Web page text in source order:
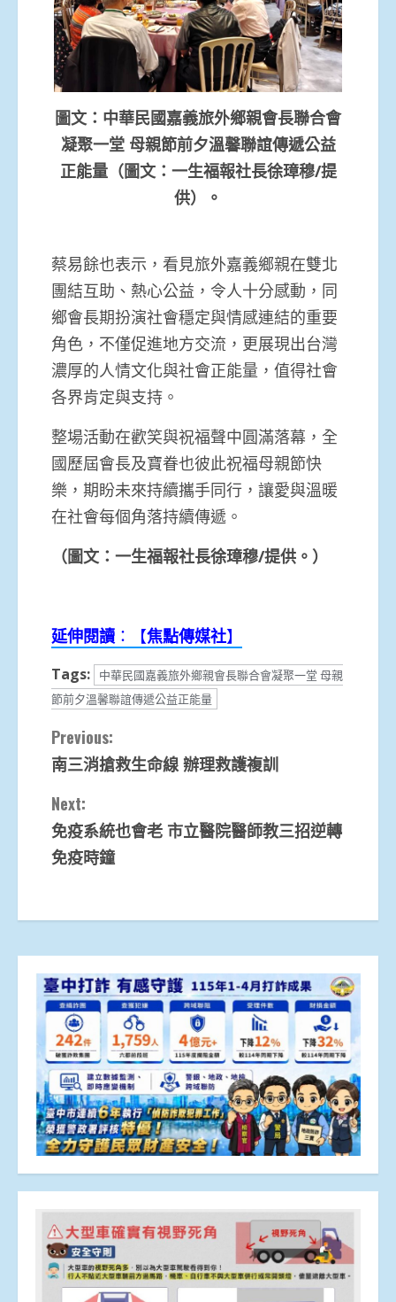
圖文：中華民國嘉義旅外鄉親會長聯合會
凝聚一堂 母親節前夕溫馨聯誼傳遞公益
正能量（圖文：一生福報社長徐璋穆/提
供）。
蔡易餘也表示，看見旅外嘉義鄉親在雙北
團結互助、熱心公益，令人十分感動，同
鄉會長期扮演社會穩定與情感連結的重要
角色，不僅促進地方交流，更展現出台灣
濃厚的人情文化與社會正能量，值得社會
各界肯定與支持。
整場活動在歡笑與祝福聲中圓滿落幕，全
國歷屆會長及寶眷也彼此祝福母親節快
樂，期盼未來持續攜手同行，讓愛與溫暖
在社會每個角落持續傳遞。
（圖文：一生福報社長徐璋穆/提供。）
延伸閱讀 ：【焦點傳媒社】
Tags:
中華民國嘉義旅外鄉親會長聯合會凝聚一堂 母親
節前夕溫馨聯誼傳遞公益正能量
Continue
Reading
Previous:
南三消搶救生命線 辦理救護複訓
Next:
免疫系統也會老 市立醫院醫師教三招逆轉
免疫時鐘